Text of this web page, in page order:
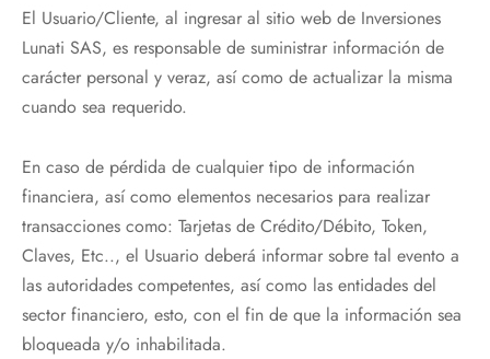
El Usuario/Cliente, al ingresar al sitio web de Inversiones
Lunati SAS, es responsable de suministrar información de
carácter personal y veraz, así como de actualizar la misma
cuando sea requerido.
En caso de pérdida de cualquier tipo de información
financiera, así como elementos necesarios para realizar
transacciones como: Tarjetas de Crédito/Débito, Token,
Claves, Etc.., el Usuario deberá informar sobre tal evento a
las autoridades competentes, así como las entidades del
sector financiero, esto, con el fin de que la información sea
bloqueada y/o inhabilitada.